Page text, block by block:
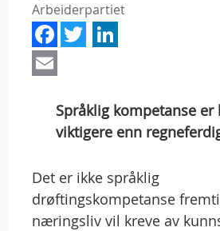
Arbeiderpartiet
Facebook
Twitter
Språklig kompetanse er
viktigere enn
Det er ikke språklig
drøftingskompetanse
næringsliv vil kreve av